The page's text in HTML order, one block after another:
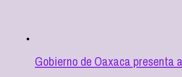
Gobierno de Oaxaca presenta